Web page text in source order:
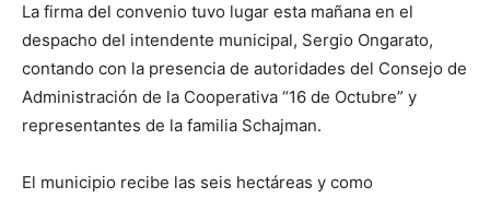
La firma del convenio tuvo lugar esta mañana en el
despacho del intendente municipal, Sergio Ongarato,
contando con la presencia de autoridades del Consejo de
Administración de la Cooperativa “16 de Octubre” y
representantes de la familia Schajman.
El municipio recibe las seis hectáreas y como